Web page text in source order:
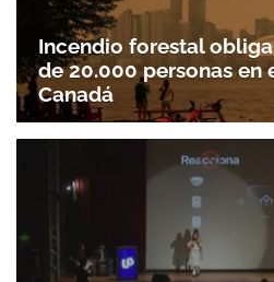
Incendio forestal
de 20.000 personas en
Canadá